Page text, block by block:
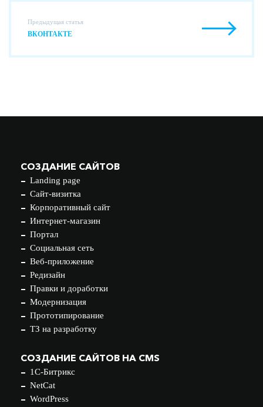
Предыдущая статья
ВКОНТАКТЕ
СОЗДАНИЕ САЙТОВ
Landing page
Сайт-визитка
Корпоративный сайт
Интернет-магазин
Портал
Социальная сеть
Веб-приложение
Редизайн
Правки и доработки
Модернизация
Прототипирование
ТЗ на разработку
СОЗДАНИЕ САЙТОВ НА CMS
1С-Битрикс
NetCat
WordPress